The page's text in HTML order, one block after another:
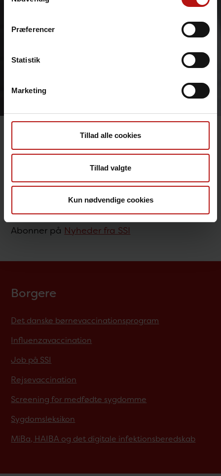
Præferencer
Statistik
Marketing
Tillad alle cookies
Tillad valgte
Kun nødvendige cookies
Pressehenvendelser
Kontakt Statens Serum Instituts
presseafdeling på telefon2260 1123
Abonner på Nyheder fra SSI
Borgere
Det danske børnevaccinationsprogram
Influenzavaccination
Job på SSI
Rejsevaccination
Screening for medfødte sygdomme
Sygdomsleksikon
MiBa, HAIBA og det digitale infektionsberedskab